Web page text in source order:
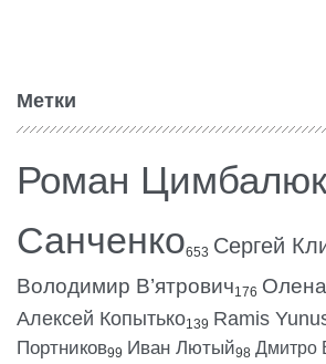
Метки
Роман Цимбалюк
Санченко653 Сергей
Володимир В’ятрович176
Алексей Копытько139 Ramis
Портников99 Иван Лютый98 Дмитро